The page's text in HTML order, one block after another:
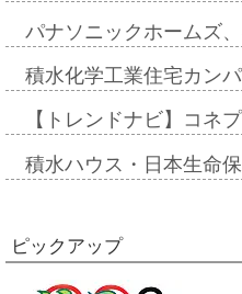
パナソニックホームズ
積水化学工業住宅カン
【トレンドナビ】コネ
積水ハウス・日本生命
ピックアップ